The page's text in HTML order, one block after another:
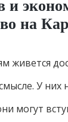
и
на
живется
У них
могут